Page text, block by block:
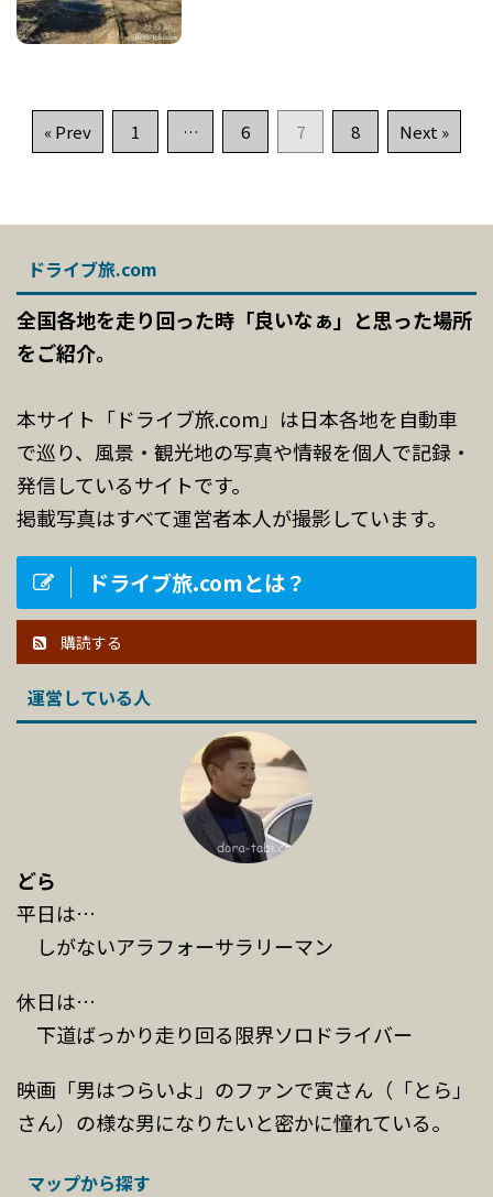
« Prev 1 … 6 7 8 Next »
ドライブ旅.com
全国各地を走り回った時「良いなぁ」と思った場所
をご紹介。
本サイト「ドライブ旅.com」は日本各地を自動車
で巡り、風景・観光地の写真や情報を個人で記録・
発信しているサイトです。
掲載写真はすべて運営者本人が撮影しています。
ドライブ旅.comとは？
購読する
運営している人
どら
平日は…
しがないアラフォーサラリーマン
休日は…
下道ばっかり走り回る限界ソロドライバー
映画「男はつらいよ」のファンで寅さん（「とら」
さん）の様な男になりたいと密かに憧れている。
マップから探す